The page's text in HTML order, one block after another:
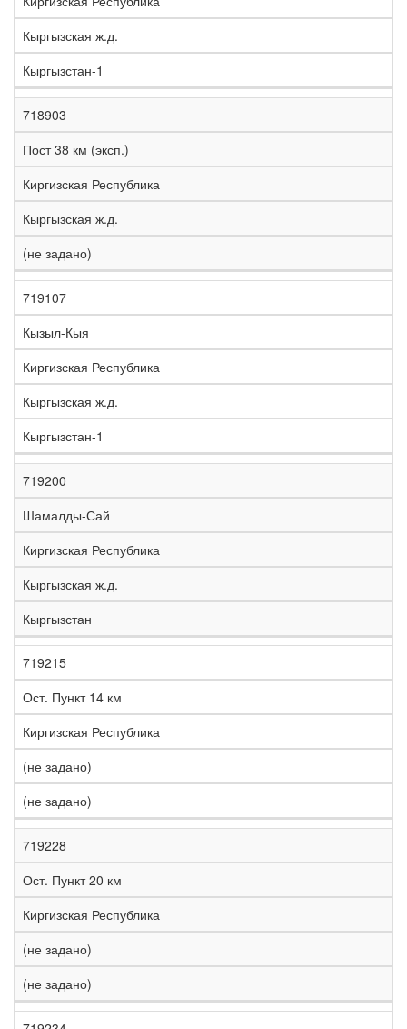
Кыргызская ж.д.
Кыргызстан-1
718903
Пост 38 км (эксп.)
Киргизская Республика
Кыргызская ж.д.
(не задано)
719107
Кызыл-Кыя
Киргизская Республика
Кыргызская ж.д.
Кыргызстан-1
719200
Шамалды-Сай
Киргизская Республика
Кыргызская ж.д.
Кыргызстан
719215
Ост. Пункт 14 км
Киргизская Республика
(не задано)
(не задано)
719228
Ост. Пункт 20 км
Киргизская Республика
(не задано)
(не задано)